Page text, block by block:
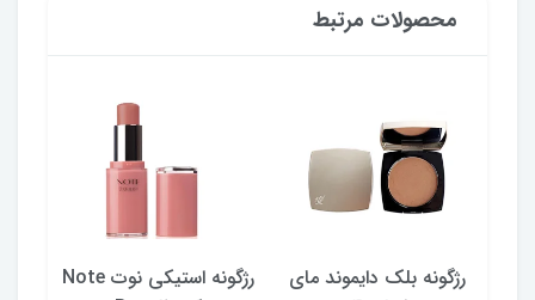
محصولات مرتبط
رژگونه بلک دایموند مای
رژگونه استیکی نوت Note